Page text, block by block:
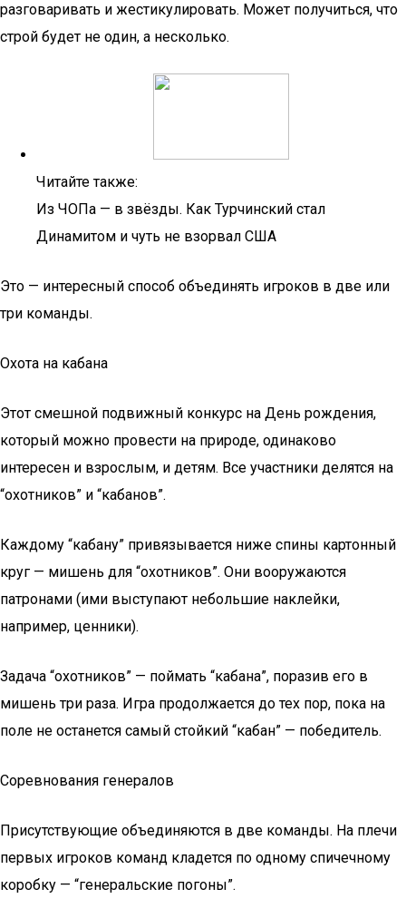
разговаривать и жестикулировать. Может получиться, что
строй будет не один, а несколько.
Читайте также:
Из ЧОПа — в звёзды. Как Турчинский стал
Динамитом и чуть не взорвал США
Это — интересный способ объединять игроков в две или
три команды.
Охота на кабана
Этот смешной подвижный конкурс на День рождения,
который можно провести на природе, одинаково
интересен и взрослым, и детям. Все участники делятся на
“охотников” и “кабанов”.
Каждому “кабану” привязывается ниже спины картонный
круг — мишень для “охотников”. Они вооружаются
патронами (ими выступают небольшие наклейки,
например, ценники).
Задача “охотников” — поймать “кабана”, поразив его в
мишень три раза. Игра продолжается до тех пор, пока на
поле не останется самый стойкий “кабан” — победитель.
Соревнования генералов
Присутствующие объединяются в две команды. На плечи
первых игроков команд кладется по одному спичечному
коробку — “генеральские погоны”.